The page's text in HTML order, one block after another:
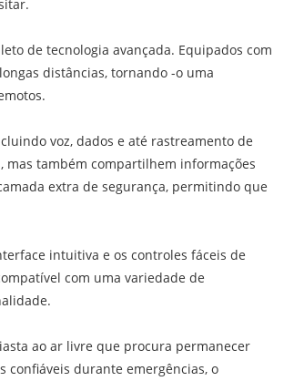
de tecnologia avançada. Equipados com
distâncias, tornando -o uma
voz, dados e até rastreamento de
mas também compartilhem informações
extra de segurança, permitindo que
intuitiva e os controles fáceis de
com uma variedade de
ao ar livre que procura permanecer
confiáveis ​​durante emergências, o